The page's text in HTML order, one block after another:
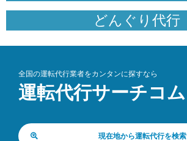
どんぐり代行
全国の運転代行業者をカンタンに探すなら
運転代行サーチコム
現在地から運転代行を検索